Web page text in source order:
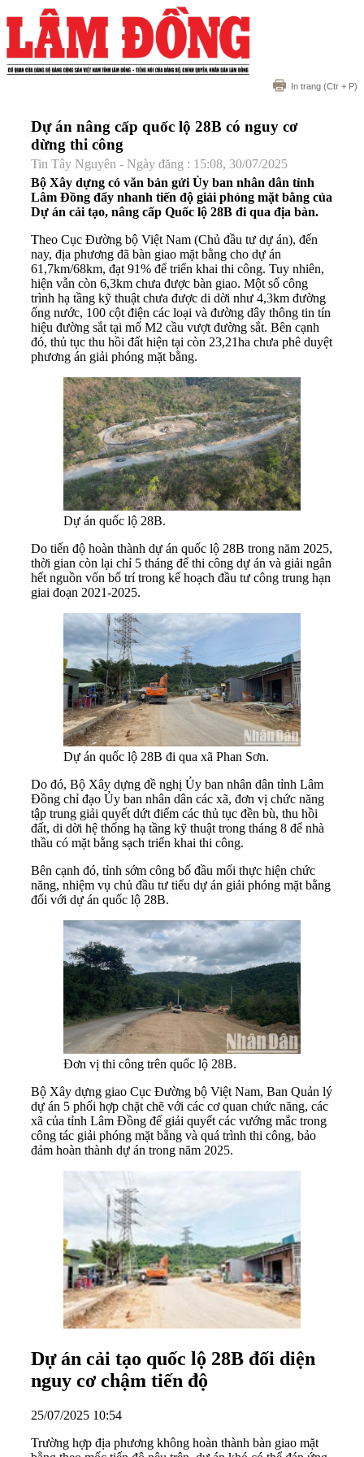
In trang (Ctr + P)
Dự án nâng cấp quốc lộ 28B có nguy cơ
dừng thi công
Tin Tây Nguyên - Ngày đăng : 15:08, 30/07/2025
Bộ Xây dựng có văn bản gửi Ủy ban nhân dân tỉnh
Lâm Đồng đẩy nhanh tiến độ giải phóng mặt bằng của
Dự án cải tạo, nâng cấp Quốc lộ 28B đi qua địa bàn.
Theo Cục Đường bộ Việt Nam (Chủ đầu tư dự án), đến
nay, địa phương đã bàn giao mặt bằng cho dự án
61,7km/68km, đạt 91% để triển khai thi công. Tuy nhiên,
hiện vẫn còn 6,3km chưa được bàn giao. Một số công
trình hạ tầng kỹ thuật chưa được di dời như 4,3km đường
ống nước, 100 cột điện các loại và đường dây thông tin tín
hiệu đường sắt tại mố M2 cầu vượt đường sắt. Bên cạnh
đó, thủ tục thu hồi đất hiện tại còn 23,21ha chưa phê duyệt
phương án giải phóng mặt bằng.
Dự án quốc lộ 28B.
Do tiến độ hoàn thành dự án quốc lộ 28B trong năm 2025,
thời gian còn lại chỉ 5 tháng để thi công dự án và giải ngân
hết nguồn vốn bố trí trong kế hoạch đầu tư công trung hạn
giai đoạn 2021-2025.
Dự án quốc lộ 28B đi qua xã Phan Sơn.
Do đó, Bộ Xây dựng đề nghị Ủy ban nhân dân tỉnh Lâm
Đồng chỉ đạo Ủy ban nhân dân các xã, đơn vị chức năng
tập trung giải quyết dứt điểm các thủ tục đền bù, thu hồi
đất, di dời hệ thống hạ tầng kỹ thuật trong tháng 8 để nhà
thầu có mặt bằng sạch triển khai thi công.
Bên cạnh đó, tỉnh sớm công bố đầu mối thực hiện chức
năng, nhiệm vụ chủ đầu tư tiểu dự án giải phóng mặt bằng
đối với dự án quốc lộ 28B.
Đơn vị thi công trên quốc lộ 28B.
Bộ Xây dựng giao Cục Đường bộ Việt Nam, Ban Quản lý
dự án 5 phối hợp chặt chẽ với các cơ quan chức năng, các
xã của tỉnh Lâm Đồng để giải quyết các vướng mắc trong
công tác giải phóng mặt bằng và quá trình thi công, bảo
đảm hoàn thành dự án trong năm 2025.
Dự án cải tạo quốc lộ 28B đối diện
nguy cơ chậm tiến độ
25/07/2025 10:54
Trường hợp địa phương không hoàn thành bàn giao mặt